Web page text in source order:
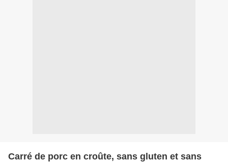
Carré de porc en croûte, sans gluten et sans